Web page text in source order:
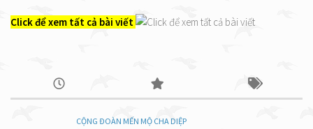
Click để xem tất cả bài viết
CỘNG ĐOÀN MẾN MỘ CHA DIỆP